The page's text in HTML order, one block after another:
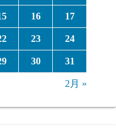
16 17
23 24
30 31
2月 »